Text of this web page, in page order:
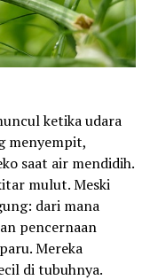
ketika udara
menyempit,
saat air mendidih.
mulut. Meski
dari mana
pencernaan
Mereka
di tubuhnya.